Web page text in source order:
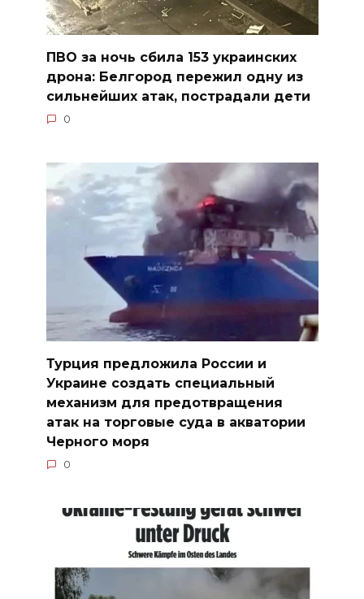
ПВО за ночь сбила 153 украинских
дрона: Белгород пережил одну из
сильнейших атак, пострадали дети
0
Турция предложила России и
Украине создать специальный
механизм для предотвращения
атак на торговые суда в акватории
Черного моря
0